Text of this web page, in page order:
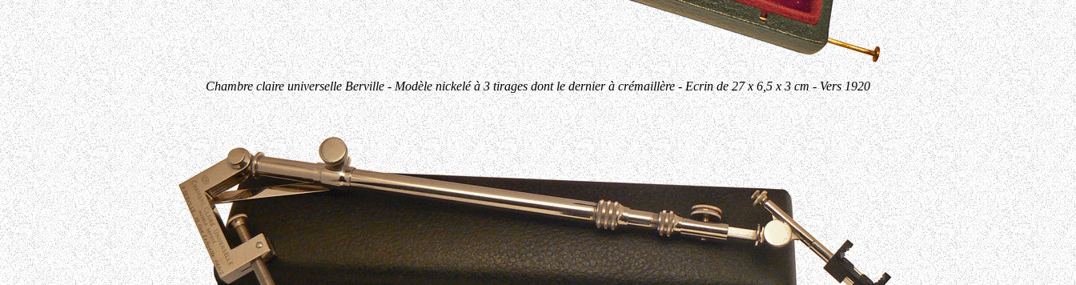
Chambre claire universelle Berville - Modèle nickelé à 3 tirages dont le dernier à crémaillère - Ecrin de 27 x 6,5 x 3 cm - Vers 1920